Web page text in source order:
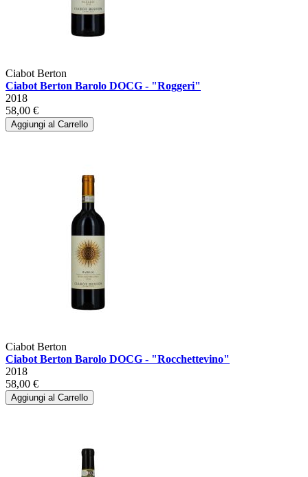
Ciabot Berton
Ciabot Berton Barolo DOCG - "Roggeri"
2018
58,00 €
Aggiungi al Carrello
Ciabot Berton
Ciabot Berton Barolo DOCG - "Rocchettevino"
2018
58,00 €
Aggiungi al Carrello